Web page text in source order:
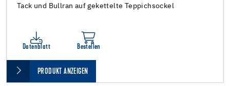
Tack und Bullran auf gekettelte Teppichsockel
Datenblatt Bestellen
PRODUKT ANZEIGEN